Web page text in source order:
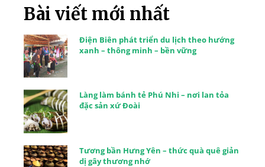
Bài viết mới nhất
Điện Biên phát triển du lịch theo hướng
xanh – thông minh – bền vững
Làng làm bánh tẻ Phú Nhi – nơi lan tỏa
đặc sản xứ Đoài
Tương bần Hưng Yên – thức quà quê giản
dị gây thương nhớ